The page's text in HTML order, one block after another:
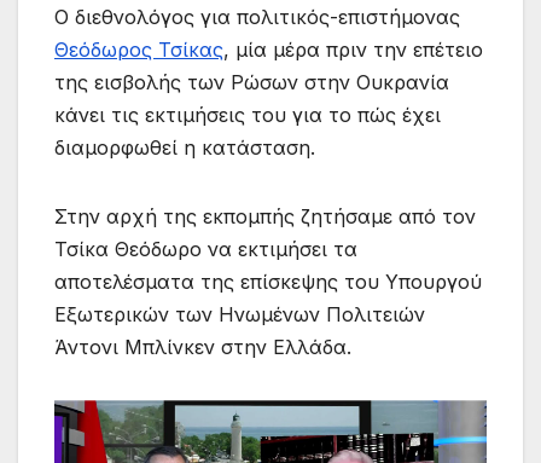
Ο διεθνολόγος για πολιτικός-επιστήμονας
Θεόδωρος Τσίκας, μία μέρα πριν την επέτειο
της εισβολής των Ρώσων στην Ουκρανία
κάνει τις εκτιμήσεις του για το πώς έχει
διαμορφωθεί η κατάσταση.
Στην αρχή της εκπομπής ζητήσαμε από τον
Τσίκα Θεόδωρο να εκτιμήσει τα
αποτελέσματα της επίσκεψης του Υπουργού
Εξωτερικών των Ηνωμένων Πολιτειών
Άντονι Μπλίνκεν στην Ελλάδα.